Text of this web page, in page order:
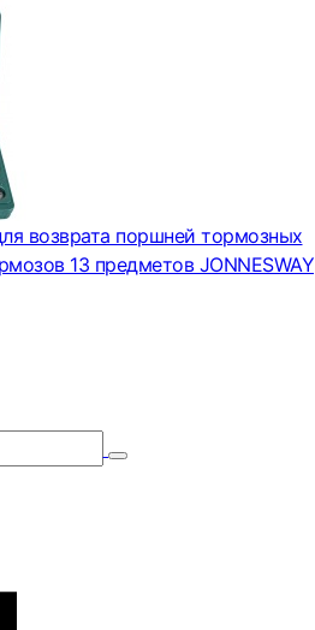
возврата поршней тормозных
13 предметов JONNESWAY